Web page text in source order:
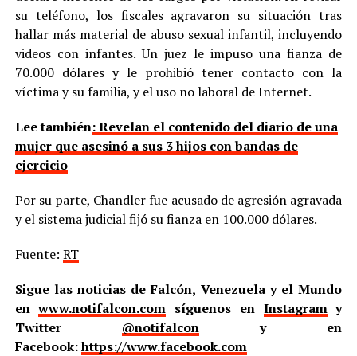
su teléfono, los fiscales agravaron su situación tras
hallar más material de abuso sexual infantil, incluyendo
videos con infantes. Un juez le impuso una fianza de
70.000 dólares y le prohibió tener contacto con la
víctima y su familia, y el uso no laboral de Internet.
Lee también: Revelan el contenido del diario de una
mujer que asesinó a sus 3 hijos con bandas de
ejercicio
Por su parte, Chandler fue acusado de agresión agravada
y el sistema judicial fijó su fianza en 100.000 dólares.
Fuente: RT
Sigue las noticias de Falcón, Venezuela y el Mundo
enwww.notifalcon.com síguenos en Instagramy
Twitter @notifalcony en
Facebook:https://www.facebook.com